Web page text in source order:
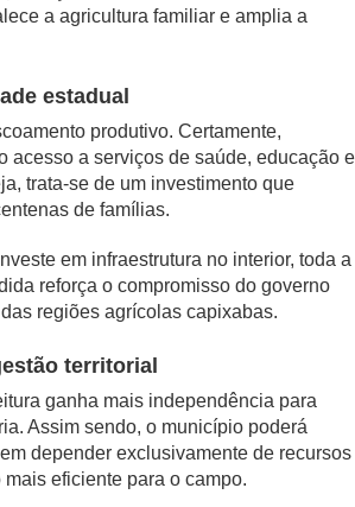
a agricultura familiar e amplia a
estadual
produtivo. Certamente,
acesso a serviços de saúde, educação e
trata-se de um investimento que
de famílias.
em infraestrutura no interior, toda a
reforça o compromisso do governo
regiões agrícolas capixabas.
territorial
ganha mais independência para
Assim sendo, o município poderá
depender exclusivamente de recursos
eficiente para o campo.